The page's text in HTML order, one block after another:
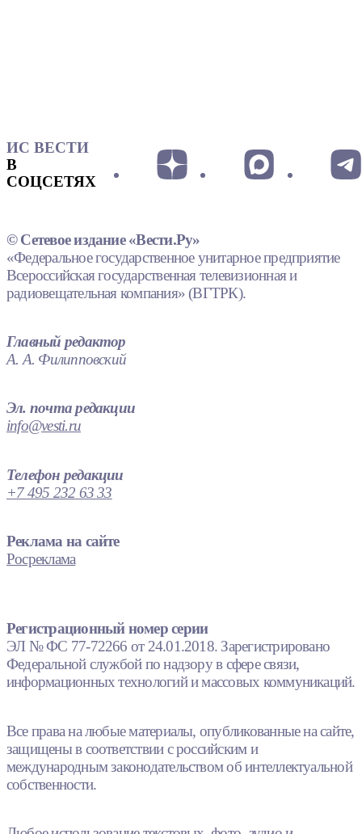
ИС ВЕСТИ
В
СОЦСЕТЯХ
© Сетевое издание «Вести.Ру»
«Федеральное государственное унитарное предприятие
Всероссийская государственная телевизионная и
радиовещательная компания» (ВГТРК).
Главный редактор
А. А. Филипповский
Эл. почта редакции
info@vesti.ru
Телефон редакции
+7 495 232 63 33
Реклама на сайте
Росреклама
Регистрационный номер серии
ЭЛ № ФС 77-72266 от 24.01.2018. Зарегистрировано
Федеральной службой по надзору в сфере связи,
информационных технологий и массовых коммуникаций.
Все права на любые материалы, опубликованные на сайте,
защищены в соответствии с российским и
международным законодательством об интеллектуальной
собственности.